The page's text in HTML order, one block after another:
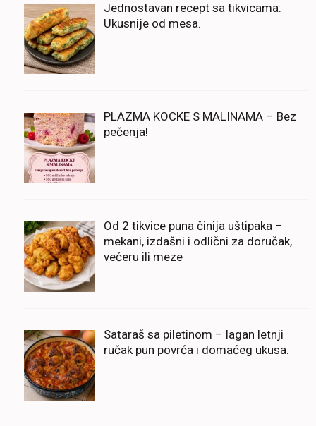
Jednostavan recept sa tikvicama:
Ukusnije od mesa.
PLAZMA KOCKE S MALINAMA – Bez
pečenja!
Od 2 tikvice puna činija uštipaka –
mekani, izdašni i odlični za doručak,
večeru ili meze
Sataraš sa piletinom – lagan letnji
ručak pun povrća i domaćeg ukusa.